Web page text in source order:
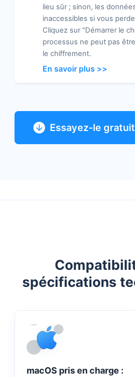
lieu sûr ; sinon, les
inaccessibles si vous
Cliquez sur "Démarrer le
processus ne peut pas
le chiffrement.
En savoir plus >>
Essayez-le
spécifications
macOS pris en charge :